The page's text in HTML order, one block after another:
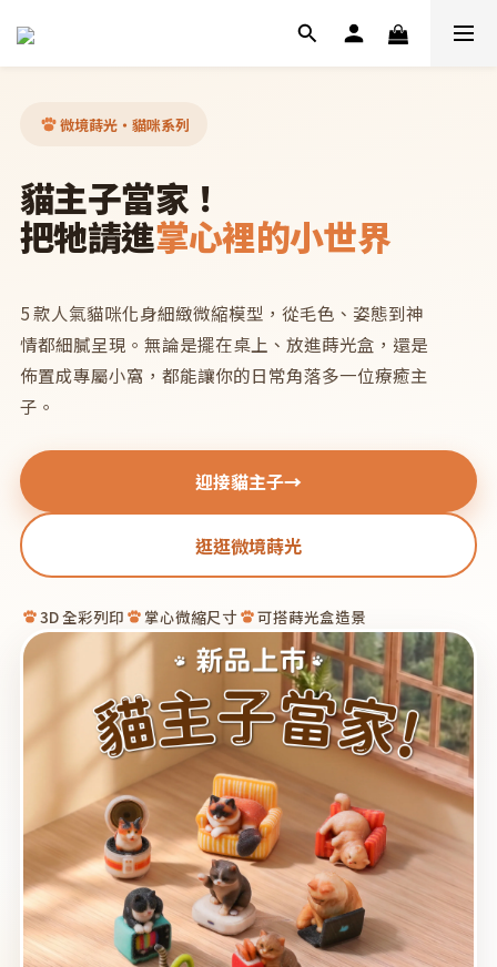
微境蒔光・貓咪系列
貓主子當家！
把牠請進掌心裡的小世界
5 款人氣貓咪化身細緻微縮模型，從毛色、姿態到神
情都細膩呈現。無論是擺在桌上、放進蒔光盒，還是
佈置成專屬小窩，都能讓你的日常角落多一位療癒主
子。
迎接貓主子→
逛逛微境蒔光
3D 全彩列印 掌心微縮尺寸 可搭蒔光盒造景